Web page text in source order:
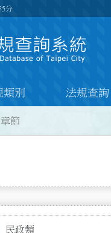
分
類別 法規查詢
節
民政類